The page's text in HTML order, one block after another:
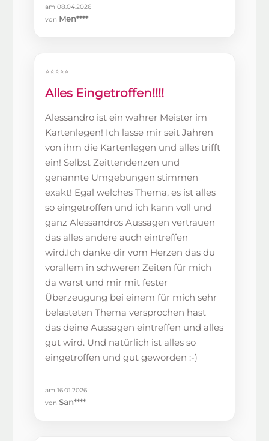
am 08.04.2026
von Men****
⭐⭐⭐⭐⭐
Alles Eingetroffen!!!!
Alessandro ist ein wahrer Meister im
Kartenlegen! Ich lasse mir seit Jahren
von ihm die Kartenlegen und alles trifft
ein! Selbst Zeittendenzen und
genannte Umgebungen stimmen
exakt! Egal welches Thema, es ist alles
so eingetroffen und ich kann voll und
ganz Alessandros Aussagen vertrauen
das alles andere auch eintreffen
wird.Ich danke dir vom Herzen das du
vorallem in schweren Zeiten für mich
da warst und mir mit fester
Überzeugung bei einem für mich sehr
belasteten Thema versprochen hast
das deine Aussagen eintreffen und alles
gut wird. Und natürlich ist alles so
eingetroffen und gut geworden :-)
am 16.01.2026
vonSan****